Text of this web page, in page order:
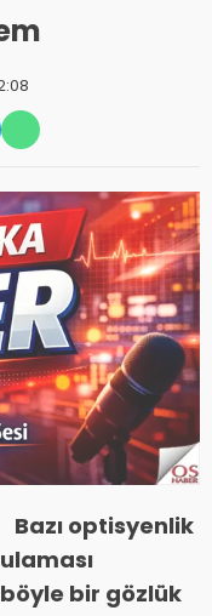
Bazı optisyenlik
bir gözlük